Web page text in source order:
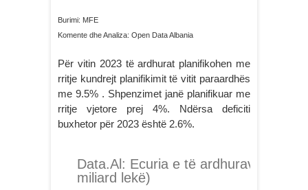
Burimi: MFE
Komente dhe Analiza: Open Data Albania
Për vitin 2023 të ardhurat planifikohen me
rritje kundrejt planifikimit të vitit paraardhës
me 9.5% . Shpenzimet janë planifikuar me
rritje vjetore prej 4%. Ndërsa deficiti
buxhetor për 2023 është 2.6%.